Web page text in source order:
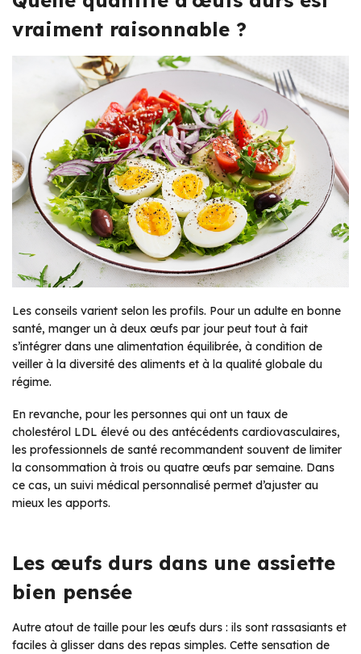
vraiment raisonnable ?
Les conseils varient selon les profils. Pour un adulte en bonne
santé, manger un à deux œufs par jour peut tout à fait
s’intégrer dans une alimentation équilibrée, à condition de
veiller à la diversité des aliments et à la qualité globale du
régime.
En revanche, pour les personnes qui ont un taux de
cholestérol LDL élevé ou des antécédents cardiovasculaires,
les professionnels de santé recommandent souvent de limiter
la consommation à trois ou quatre œufs par semaine. Dans
ce cas, un suivi médical personnalisé permet d’ajuster au
mieux les apports.
Les œufs durs dans une assiette
bien pensée
Autre atout de taille pour les œufs durs : ils sont rassasiants et
faciles à glisser dans des repas simples. Cette sensation de